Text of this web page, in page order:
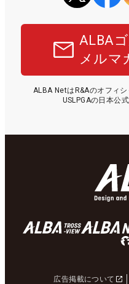
ALBA
メルマ
ALBA NetはR&Aのオフィ
USLPGAの日本公
広告掲載について